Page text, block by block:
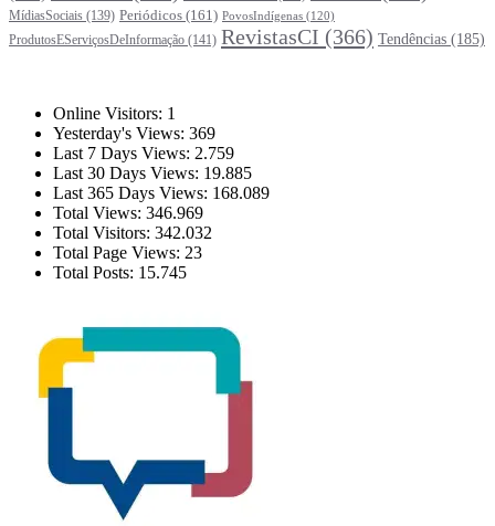
MídiasSociais (139) Periódicos (161) PovosIndígenas (120)
ProdutosEServiçosDeInformação (141) RevistasCI (366) Tendências (185)
Online Visitors: 1
Yesterday's Views: 369
Last 7 Days Views: 2.759
Last 30 Days Views: 19.885
Last 365 Days Views: 168.089
Total Views: 346.969
Total Visitors: 342.032
Total Page Views: 23
Total Posts: 15.745